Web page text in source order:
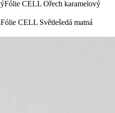
Fólie CELL Ořech karamelový
Fólie CELL Světlešedá matná